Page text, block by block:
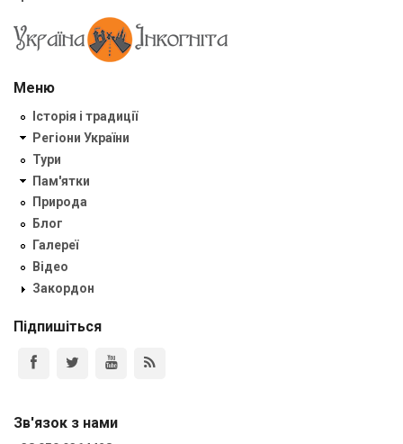
Меню
Історія і традиції
Регіони України
Тури
Пам'ятки
Природа
Блог
Галереї
Відео
Закордон
Підпишіться
Зв'язок з нами